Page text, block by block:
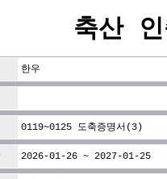
축산
한우
0119~0125 도축증명서(3)
2026-01-26 ~ 2027-01-25